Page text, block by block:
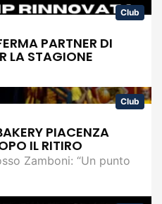
Club
PARTNER DI
LA STAGIONE
Club
PIACENZA
IL RITIRO
Zamboni: “Un punto